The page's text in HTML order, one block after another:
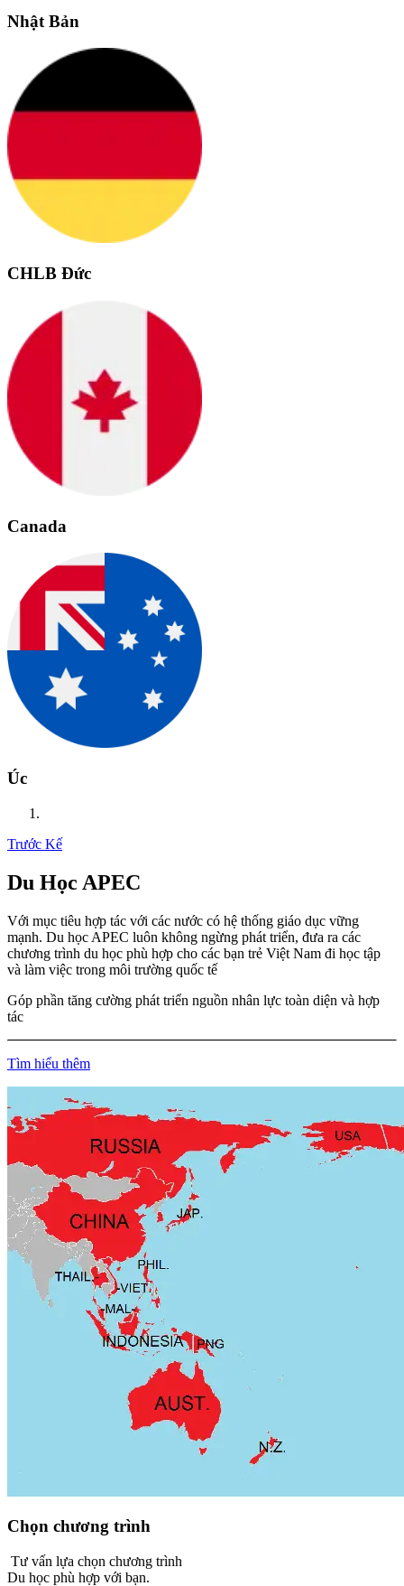
Nhật Bản
CHLB Đức
Canada
Úc
Trước Kế
Du Học APEC
Với mục tiêu hợp tác với các nước có hệ thống giáo dục vững
mạnh. Du học APEC luôn không ngừng phát triển, đưa ra các
chương trình du học phù hợp cho các bạn trẻ Việt Nam đi học tập
và làm việc trong môi trường quốc tế
Góp phần tăng cường phát triển nguồn nhân lực toàn diện và hợp
tác
Tìm hiểu thêm
Chọn chương trình
Tư vấn lựa chọn chương trình
Du học phù hợp với bạn.